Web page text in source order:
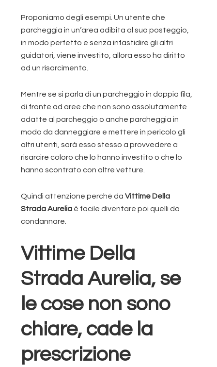
Proponiamo degli esempi. Un utente che
parcheggia in un’area adibita al suo posteggio,
in modo perfetto e senza infastidire gli altri
guidatori, viene investito, allora esso ha diritto
ad un risarcimento.
Mentre se si parla di un parcheggio in doppia fila,
di fronte ad aree che non sono assolutamente
adatte al parcheggio o anche parcheggia in
modo da danneggiare e mettere in pericolo gli
altri utenti, sarà esso stesso a provvedere a
risarcire coloro che lo hanno investito o che lo
hanno scontrato con altre vetture.
Quindi attenzione perché daVittime Della
Strada Aurelia è facile diventare poi quelli da
condannare.
Vittime Della
Strada Aurelia, se
le cose non sono
chiare, cade la
prescrizione